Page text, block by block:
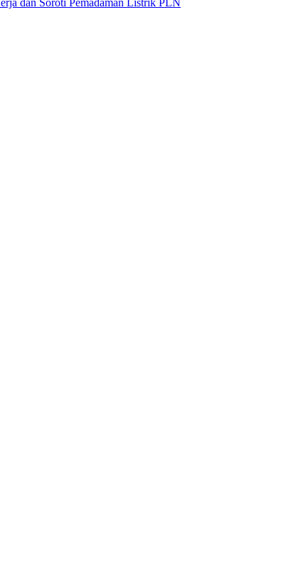
dan Soroti Pemadaman Listrik PLN